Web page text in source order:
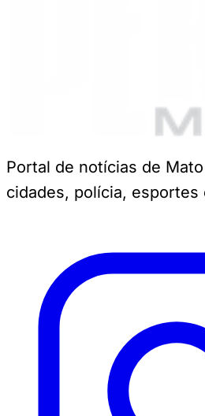
Portal de notícias de
cidades, polícia, esportes